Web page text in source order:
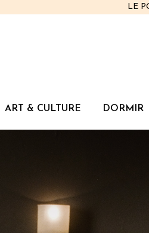
LE
ART & CULTURE DORMIR